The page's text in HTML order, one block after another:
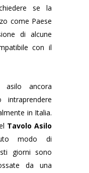
se la
come Paese
di alcune
con il
asilo ancora
intraprendere
in Italia.
Tavolo Asilo
modo di
giorni sono
da una